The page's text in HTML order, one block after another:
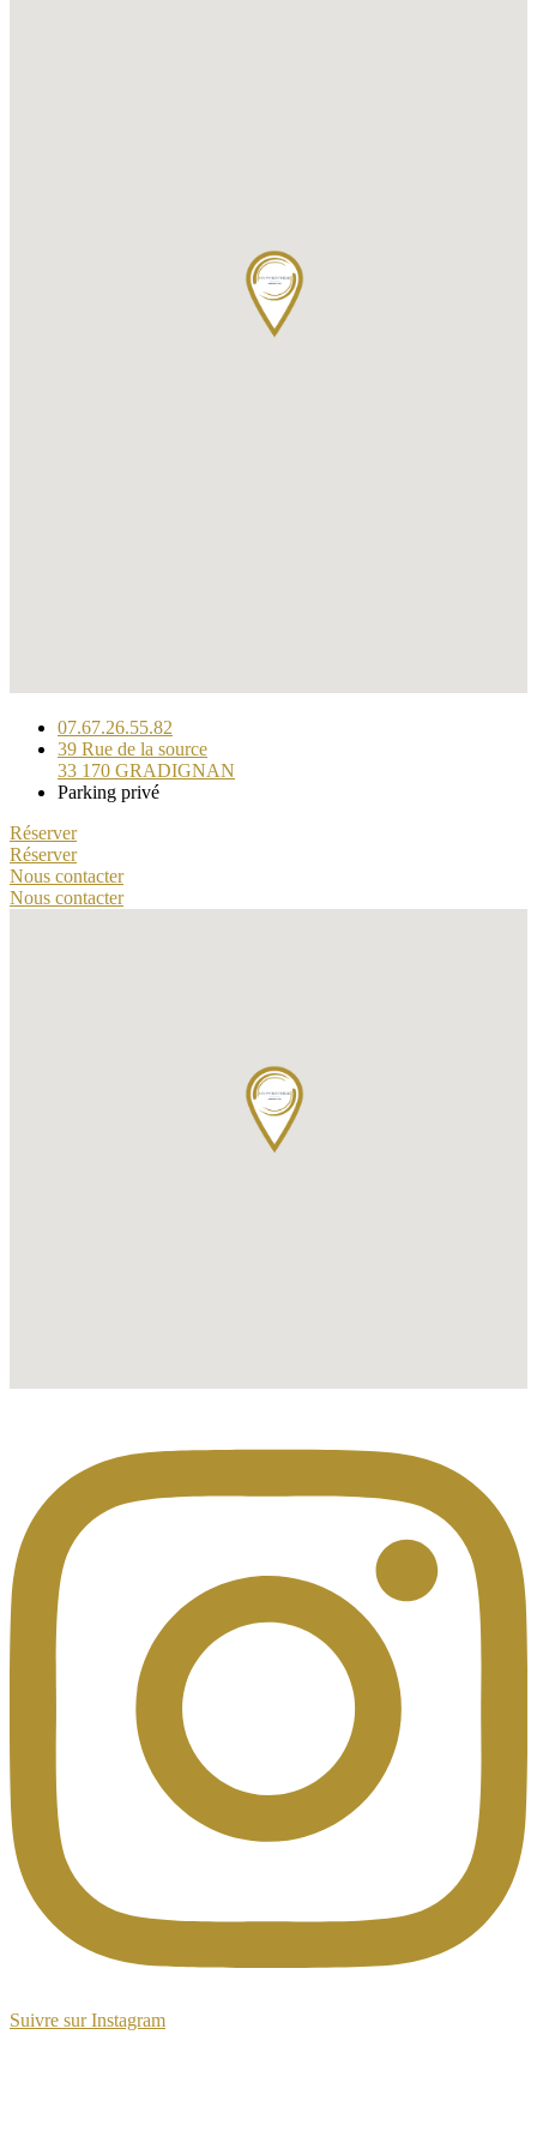
07.67.26.55.82
39 Rue de la source
33 170 GRADIGNAN
Parking privé
Réserver
Réserver
Nous contacter
Nous contacter
Suivre sur Instagram